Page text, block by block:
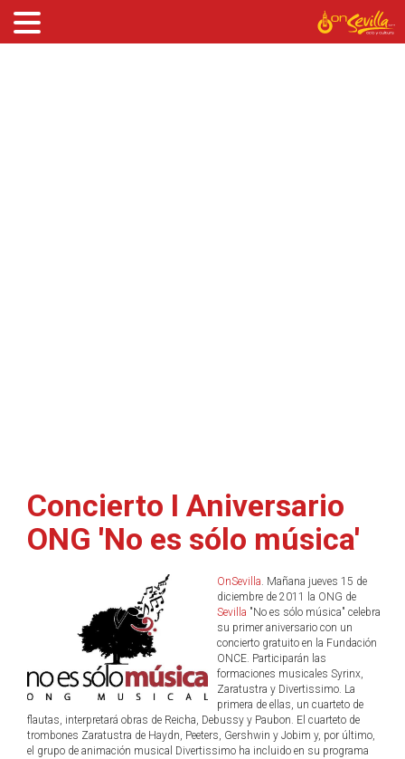
Concierto I Aniversario
ONG 'No es sólo música'
OnSevilla. Mañana jueves 15 de
diciembre de 2011 la ONG de
Sevilla "No es sólo música" celebra
su primer aniversario con un
concierto gratuito en la Fundación
ONCE. Participarán las
formaciones musicales Syrinx,
Zaratustra y Divertissimo. La
primera de ellas, un cuarteto de
flautas, interpretará obras de Reicha, Debussy y Paubon. El cuarteto de
trombones Zaratustra de Haydn, Peeters, Gershwin y Jobim y, por último,
el grupo de animación musical Divertissimo ha incluido en su programa